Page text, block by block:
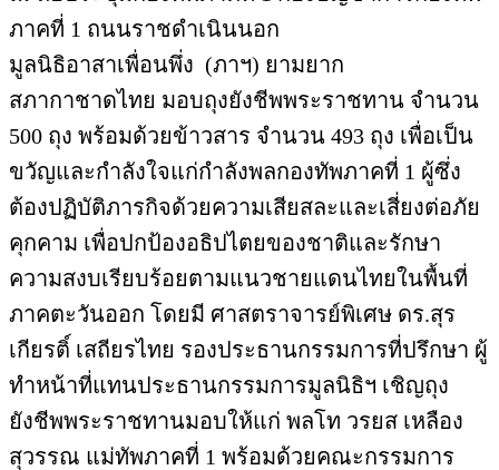
ภาคที่ 1 ถนนราชดำเนินนอก
มูลนิธิอาสาเพื่อนพึ่ง (ภาฯ) ยามยาก
สภากาชาดไทย มอบถุงยังชีพพระราชทาน จำนวน
500 ถุง พร้อมด้วยข้าวสาร จำนวน 493 ถุง เพื่อเป็น
ขวัญและกำลังใจแก่กำลังพลกองทัพภาคที่ 1 ผู้ซึ่ง
ต้องปฏิบัติภารกิจด้วยความเสียสละและเสี่ยงต่อภัย
คุกคาม เพื่อปกป้องอธิปไตยของชาติและรักษา
ความสงบเรียบร้อยตามแนวชายแดนไทยในพื้นที่
ภาคตะวันออก โดยมี ศาสตราจารย์พิเศษ ดร.สุร
เกียรติ์ เสถียรไทย รองประธานกรรมการที่ปรึกษา ผู้
ทำหน้าที่แทนประธานกรรมการมูลนิธิฯ เชิญถุง
ยังชีพพระราชทานมอบให้แก่ พลโท วรยส เหลือง
สุวรรณ แม่ทัพภาคที่ 1 พร้อมด้วยคณะกรรมการ